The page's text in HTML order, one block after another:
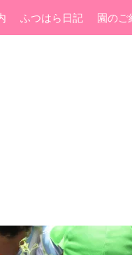
ふつはら日記 園のご